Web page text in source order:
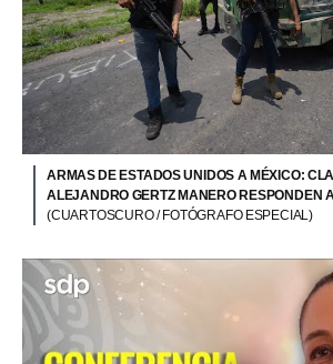
ARMAS DE ESTADOS UNIDOS A MÉXICO:
ALEJANDRO GERTZ MANERO RESPONDEN
(CUARTOSCURO / FOTÓGRAFO ESPECIAL)